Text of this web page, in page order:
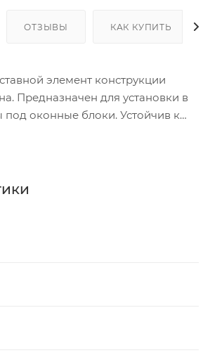
ОТЗЫВЫ КАК КУПИТЬ
элемент конструкции
Предназначен для установки в
оконные блоки. Устойчив к